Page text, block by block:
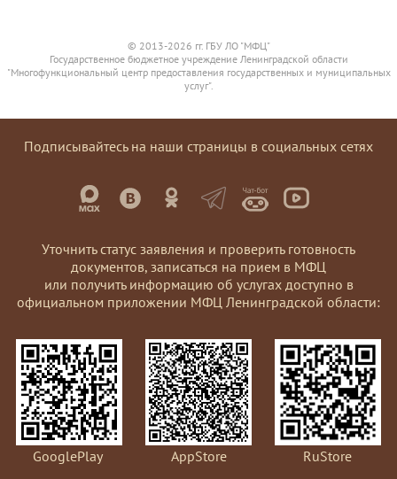
© 2013-2026 гг. ГБУ ЛО "МФЦ"
Государственное бюджетное учреждение Ленинградской области
"Многофункциональный центр предоставления государственных и муниципальных
услуг".
Подписывайтесь на наши страницы в социальных сетях
Уточнить статус заявления и проверить готовность
документов, записаться на прием в МФЦ
или получить информацию об услугах доступно в
официальном приложении МФЦ Ленинградской области:
GooglePlay AppStore
RuStore